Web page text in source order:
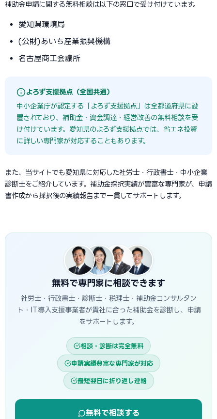
補助金申請に関する無料相談は以下の窓口で受け付けています。
愛知県環境局
(公財)あいち産業振興機構
名古屋商工会議所
よろず支援拠点（全国共通）
中小企業庁が認定する「よろず支援拠点」は全都道府県に設
置されており、補助金・資金調達・経営改善の無料相談を受
け付けています。愛知県のよろず支援拠点では、省エネ投資
に詳しい専門家が対応することもあります。
また、当サイトでも愛知県に対応した社労士・行政書士・中小企業
診断士をご紹介しています。補助金採択実績が豊富な専門家が、申請
書作成から採択後の実績報告まで一貫してサポートします。
無料で専門家に相談できます
社労士・行政書士・診断士・税理士・補助金コンサルタン
ト・IT導入支援事業者が貴社に合った補助金を診断し、申請
をサポートします。
相談・診断は完全無料
申請実績豊富な専門家が対応
最短翌日に折り返し連絡
無料で相談する